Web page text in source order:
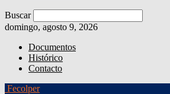
Buscar
domingo, agosto 9, 2026
Documentos
Histórico
Contacto
Fecolper